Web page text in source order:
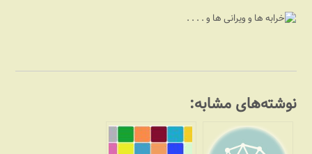
نوشته‌های مشابه: